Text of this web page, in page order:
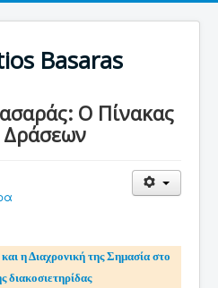
Basaras
Ο Πίνακας
Δράσεων
η Διαχρονική της Σημασία στο
διακοσιετηρίδας